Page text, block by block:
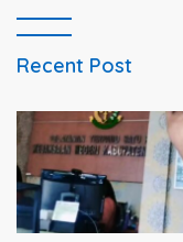
Recent Post